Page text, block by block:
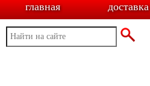
главная доставка